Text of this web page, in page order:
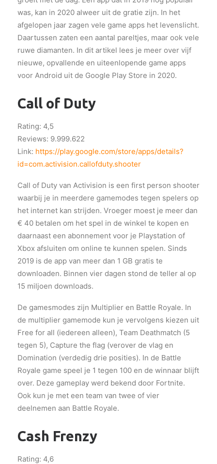
was, kan in 2020 alweer uit de gratie zijn. In het
afgelopen jaar zagen vele game apps het levenslicht.
Daartussen zaten een aantal pareltjes, maar ook vele
ruwe diamanten. In dit artikel lees je meer over vijf
nieuwe, opvallende en uiteenlopende game apps
voor Android uit de Google Play Store in 2020.
Call of Duty
Rating: 4,5
Reviews: 9.999.622
Link: https://play.google.com/store/apps/details?
id=com.activision.callofduty.shooter
Call of Duty van Activision is een first person shooter
waarbij je in meerdere gamemodes tegen spelers op
het internet kan strijden. Vroeger moest je meer dan
€ 40 betalen om het spel in de winkel te kopen en
daarnaast een abonnement voor je Playstation of
Xbox afsluiten om online te kunnen spelen. Sinds
2019 is de app van meer dan 1 GB gratis te
downloaden. Binnen vier dagen stond de teller al op
15 miljoen downloads.
De gamesmodes zijn Multiplier en Battle Royale. In
de multiplier gamemode kun je vervolgens kiezen uit
Free for all (iedereen alleen), Team Deathmatch (5
tegen 5), Capture the flag (verover de vlag en
Domination (verdedig drie posities). In de Battle
Royale game speel je 1 tegen 100 en de winnaar blijft
over. Deze gameplay werd bekend door Fortnite.
Ook kun je met een team van twee of vier
deelnemen aan Battle Royale.
Cash Frenzy
Rating: 4,6